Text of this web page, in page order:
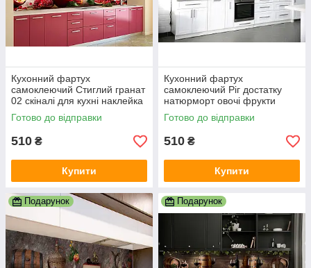
Кухонний фартух
самоклеючий Стиглий гранат
02 скіналі для кухні наклейка
ПВХ червоні зерна 600х2000
мм
Готово до відправки
510 ₴
Купити
Кухонний фартух
самоклеючий Ріг достатку
натюрморт овочі фрукти
скіналі для кухні наклейка
ПВХ 600х2000 мм
Готово до відправки
510 ₴
Купити
Подарунок Подарунок